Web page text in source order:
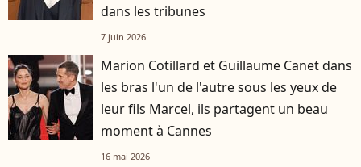
dans les tribunes
7 juin 2026
Marion Cotillard et Guillaume Canet dans
les bras l'un de l'autre sous les yeux de
leur fils Marcel, ils partagent un beau
moment à Cannes
16 mai 2026